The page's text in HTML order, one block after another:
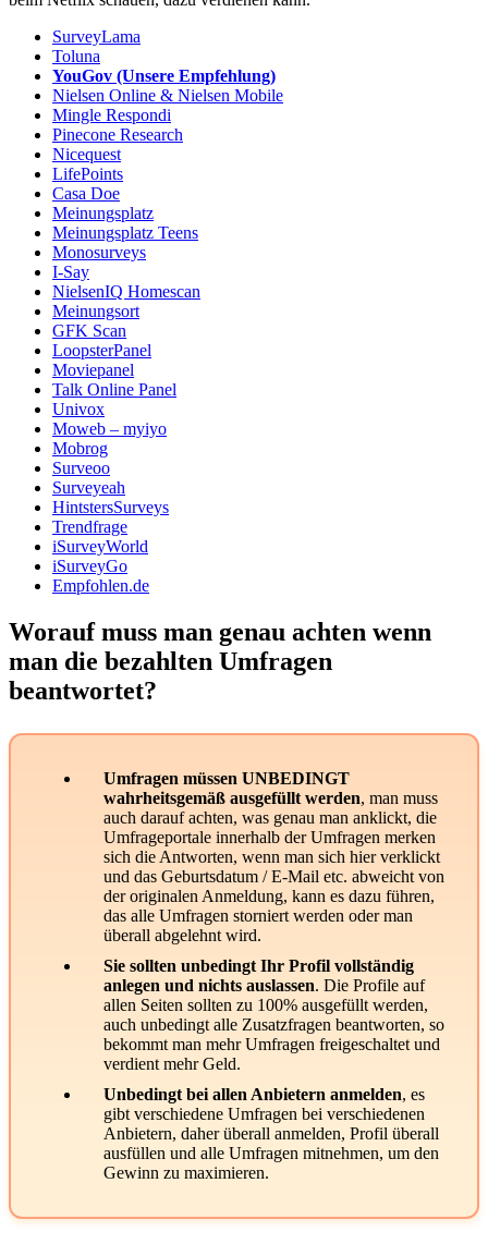
SurveyLama
Toluna
YouGov (Unsere Empfehlung)
Nielsen Online & Nielsen Mobile
Mingle Respondi
Pinecone Research
Nicequest
LifePoints
Casa Doe
Meinungsplatz
Meinungsplatz Teens
Monosurveys
I-Say
NielsenIQ Homescan
Meinungsort
GFK Scan
LoopsterPanel
Moviepanel
Talk Online Panel
Univox
Moweb – myiyo
Mobrog
Surveoo
Surveyeah
HintstersSurveys
Trendfrage
iSurveyWorld
iSurveyGo
Empfohlen.de
Worauf muss man genau achten wenn
man die bezahlten Umfragen
beantwortet?
Umfragen müssen UNBEDINGT
wahrheitsgemäß ausgefüllt werden, man muss
auch darauf achten, was genau man anklickt, die
Umfrageportale innerhalb der Umfragen merken
sich die Antworten, wenn man sich hier verklickt
und das Geburtsdatum / E-Mail etc. abweicht von
der originalen Anmeldung, kann es dazu führen,
das alle Umfragen storniert werden oder man
überall abgelehnt wird.
Sie sollten unbedingt Ihr Profil vollständig
anlegen und nichts auslassen. Die Profile auf
allen Seiten sollten zu 100% ausgefüllt werden,
auch unbedingt alle Zusatzfragen beantworten, so
bekommt man mehr Umfragen freigeschaltet und
verdient mehr Geld.
Unbedingt bei allen Anbietern anmelden, es
gibt verschiedene Umfragen bei verschiedenen
Anbietern, daher überall anmelden, Profil überall
ausfüllen und alle Umfragen mitnehmen, um den
Gewinn zu maximieren.